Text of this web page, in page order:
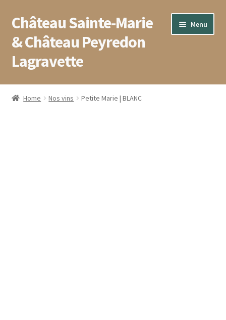
Aller
à
la
navigation
Aller
au
contenu
Château Sainte-Marie
& Château Peyredon
Lagravette
Menu
Accueil
Home Nos vins Petite Marie | BLANC